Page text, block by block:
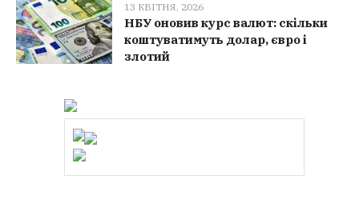
13 КВІТНЯ, 2026
НБУ оновив курс валют: скільки
коштуватимуть долар, євро і
злотий